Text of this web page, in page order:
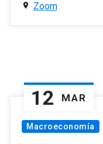
Zoom
12 MAR
Macroeconomía